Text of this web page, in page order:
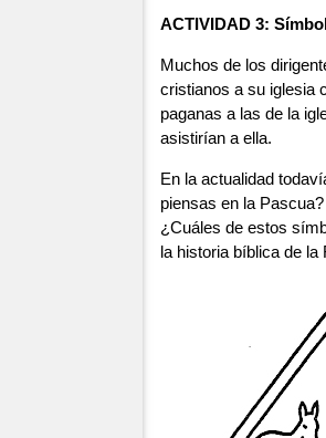
ACTIVIDAD 3:
Muchos de los
cristianos a su iglesia
paganas a las de la
asistirían a ella.
En la actualidad
piensas en la
¿Cuáles de estos
la historia bíblica de